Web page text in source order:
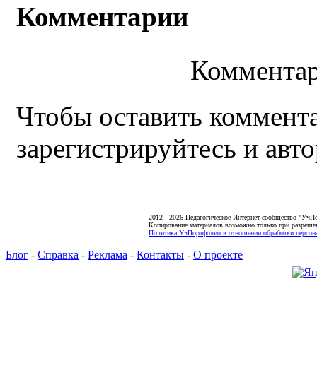
Комментарии
Чтобы оставить
зарегистрируйтесь и
2012 - 2026 Педагогическое Интернет-сообщество
Копирование материалов возможно только при
Политика УчПортфолио в отношении обработки
Блог - Справка - Реклама - Контакты - О проекте